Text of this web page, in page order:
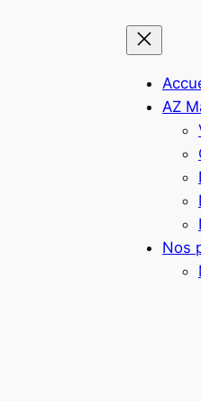
AZ
Nos